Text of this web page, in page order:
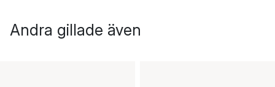
Andra gillade även